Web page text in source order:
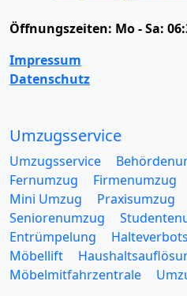
Öffnungszeiten: Mo - Sa:
Impressum
Datenschutz
Umzugsservice
Umzugsservice
Fernumzug
Firmenumzug
Mini Umzug
Praxisumzug
Seniorenumzug
Entrümpelung
Möbellift
Möbelmitfahrzentrale